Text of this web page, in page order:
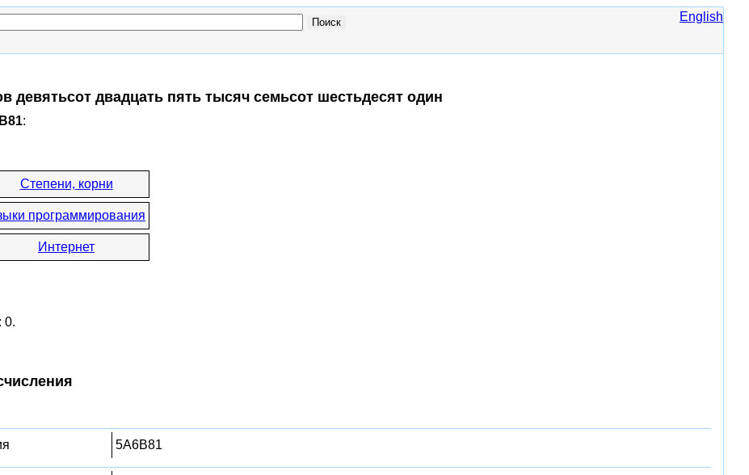
English
девятьсот двадцать пять тысяч семьсот шестьдесят один
:
Степени, корни
программирования
Интернет
0.
5A6B81